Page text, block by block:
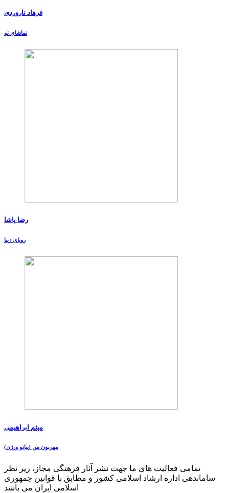
فرهاد تاروردی
تماشای تو
رضا پاشا
رویای زیبا
میثم ابراهیمی
مهربون من (پیانو ورژن)
تمامی فعالیت های ما جهت نشر آثار فرهنگی مجاز، زیر نظر
ساماندهی اداره ارشاد اسلامی کشور و مطابق با قوانین جمهوری
اسلامی ایران می باشد